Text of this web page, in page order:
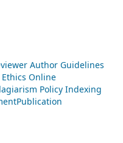
Author Guidelines
Online
Policy Indexing
Publication